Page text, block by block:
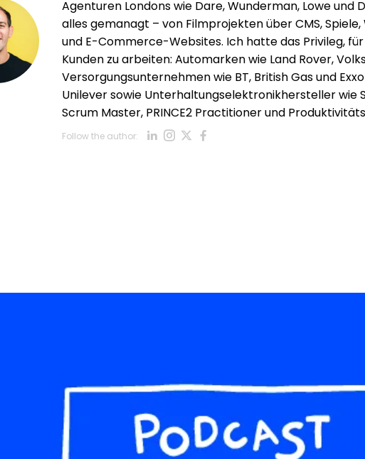
Agenturen Londons wie Dare, Wunderman, Lowe und
alles gemanagt – von Filmprojekten über CMS, Spiele,
und E-Commerce-Websites. Ich hatte das Privileg,
Kunden zu arbeiten: Automarken wie Land Rover,
Versorgungsunternehmen wie BT, British Gas und
Unilever sowie Unterhaltungselektronikhersteller wie
Scrum Master, PRINCE2 Practitioner und
Follow the author: Opens new window
Opens new window
Opens new window
Opens new window